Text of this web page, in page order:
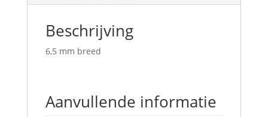
Beschrijving
6,5 mm breed
Aanvullende informatie